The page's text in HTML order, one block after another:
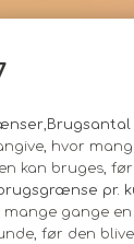
,
hvor
kan bruges,
pr.
mange gange
før den